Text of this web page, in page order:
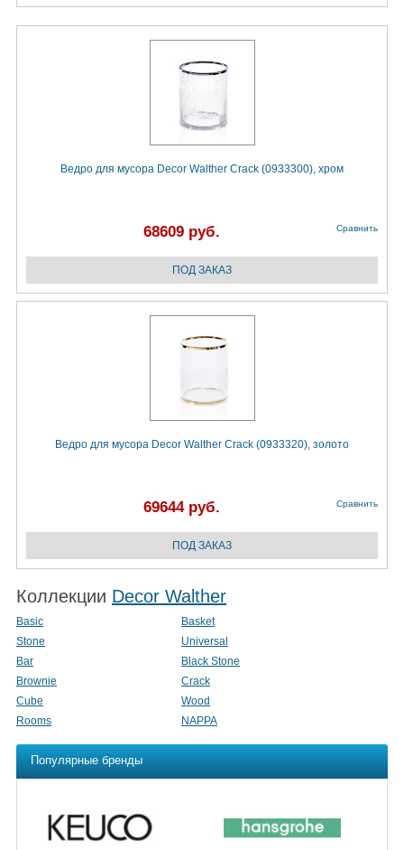
Ведро для мусора Decor Walther Crack (0933300), хром
68609 руб. Сравнить
Ведро для мусора Decor Walther Crack (0933320), золото
69644 руб. Сравнить
Коллекции Decor Walther
Basic
Basket
Stone
Universal
Bar
Black Stone
Brownie
Crack
Cube
Wood
Rooms
NAPPA
Популярные бренды